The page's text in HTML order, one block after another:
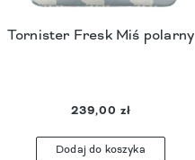
Tornister Fresk Miś polarny
239,00 zł
Dodaj do koszyka